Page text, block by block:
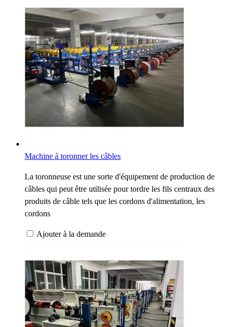
Machine à toronner les câbles
La toronneuse est une sorte d'équipement de production de
câbles qui peut être utilisée pour tordre les fils centraux des
produits de câble tels que les cordons d'alimentation, les
cordons
Ajouter à la demande